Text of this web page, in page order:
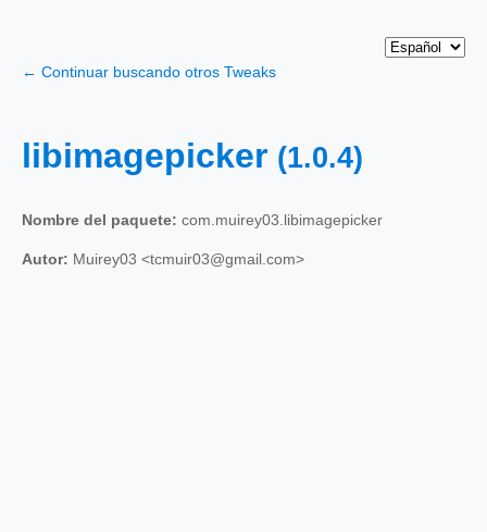
← Continuar buscando otros Tweaks
libimagepicker (1.0.4)
Nombre del paquete: com.muirey03.libimagepicker
Autor: Muirey03 <tcmuir03@gmail.com>